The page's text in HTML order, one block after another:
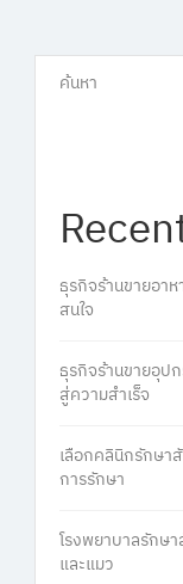
ค้นหา
ธุรกิจร้านขายอา
สนใจ
ธุรกิจร้านขายอุป
สู่ความสำเร็จ
เลือกคลินิกรักษา
การรักษา
โรงพยาบาลรักษ
และแมว